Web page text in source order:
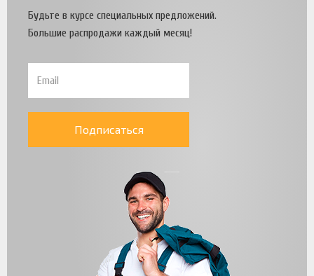
Будьте в курсе специальных предложений.
Большие распродажи каждый месяц!
Подписаться